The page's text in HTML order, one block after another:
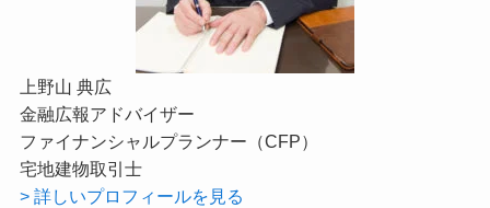
上野山 典広
金融広報アドバイザー
ファイナンシャルプランナー（CFP）
宅地建物取引士
> 詳しいプロフィールを見る